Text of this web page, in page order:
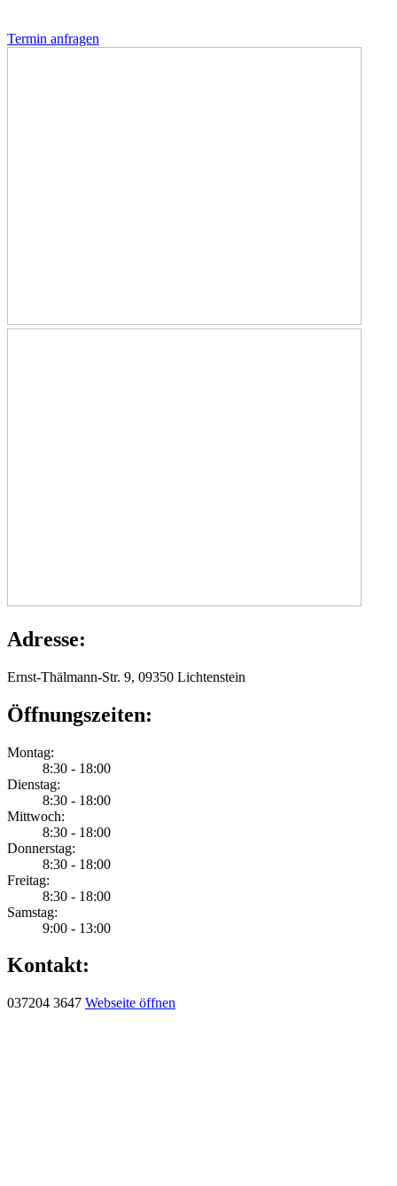
Termin anfragen
Adresse:
Ernst-Thälmann-Str. 9, 09350 Lichtenstein
Öffnungszeiten:
Montag:
8:30 - 18:00
Dienstag:
8:30 - 18:00
Mittwoch:
8:30 - 18:00
Donnerstag:
8:30 - 18:00
Freitag:
8:30 - 18:00
Samstag:
9:00 - 13:00
Kontakt:
037204 3647 Webseite öffnen